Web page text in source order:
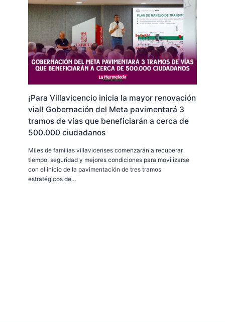
¡Para Villavicencio inicia la mayor renovación
vial! Gobernación del Meta pavimentará 3
tramos de vías que beneficiarán a cerca de
500.000 ciudadanos
Miles de familias villavicenses comenzarán a recuperar
tiempo, seguridad y mejores condiciones para movilizarse
con el inicio de la pavimentación de tres tramos
estratégicos de…